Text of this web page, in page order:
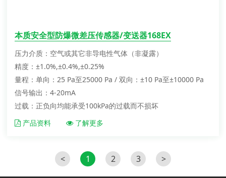
本质安全型防爆微差压传感器/变送器168EX
压力介质：空气或其它非导电性气体（非凝露）
精度：±1.0%,±0.4%,±0.25%
量程：单向：25 Pa至25000 Pa / 双向：±10 Pa至±10000 Pa
信号输出：4-20mA
过载：正负向均能承受100kPa的过载而不损坏
产品资料
了解更多
< 1 2 3 >